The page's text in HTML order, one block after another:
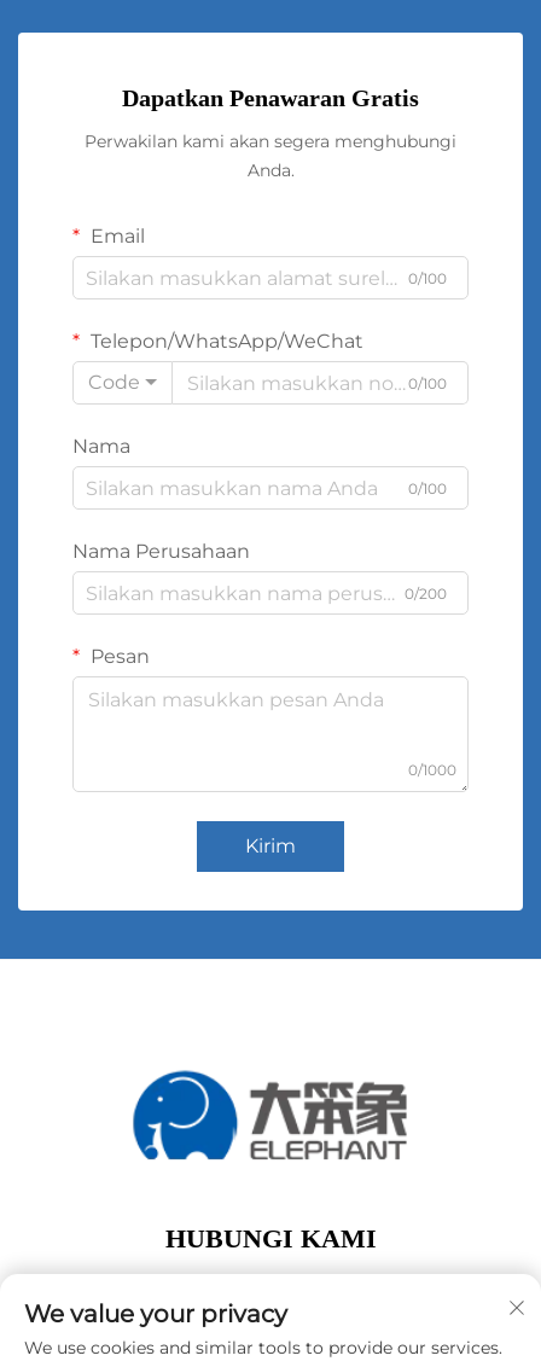
Dapatkan Penawaran Gratis
Perwakilan kami akan segera menghubungi
Anda.
Email
0/100
Telepon/WhatsApp/WeChat
Code
0/100
Nama
0/100
Nama Perusahaan
0/200
Pesan
0/1000
Kirim
HUBUNGI KAMI
Jalan Dalong Guangzhou Guangdong Tiongkok
Telp:+86-15119752340
We value your privacy
We use cookies and similar tools to provide our services.